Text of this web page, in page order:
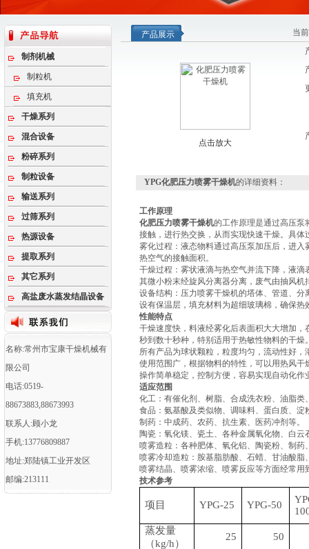
制剂机械
制粒机
填充机
干燥系列
混合设备
粉碎系列
制粒设备
输送系列
过筛系列
热源设备
提取系列
其它系列
高盐废水蒸发结晶设备
名称:常州市宝康干燥机械有
限公司
电话:0519-
88673883,88673993
联系人:顾小龙
手机:13776809887
地址:郑陆镇工业开发区
邮编:213111
产品展示 当
点击放大
YPG化肥压力喷雾干燥机的详细资料：
工作原理
化肥压力喷雾干燥机的工作原理‌是通过高压泵
接触，进行热交换，从而实现快速干燥。具体
雾化过程‌：液态物料通过高压泵加压后，进
热空气的接触面积‌。
干燥过程‌：雾状液滴与热空气并流下降，液
其微小粉末经旋风分离器分离，废气由抽风机
设备结构‌：压力喷雾干燥机的塔体、管道、
设有保温层，填充材料为超细玻璃棉，确保热
性能特点
干燥速度快，料液经雾化后表面积大大增加
秒到数十秒种，特别适用于热敏性物料的干燥
所有产品为球状颗粒，粒度均匀，流动性好
使用范围广，根据物料的特性，可以用热风
操作简单稳定，控制方便，容易实现自动化作
适应范围
化工：有催化剂、树脂、合成洗衣粉、油脂
食品：氨基酸及类似物、调味料、蛋白质、
制药：中成药、农药、抗生素、医药冲剂等。
陶瓷：氧化镁、瓷土、各种金属氧化物、白云
喷雾造粒：各种肥体、氧化铝、陶瓷粉、制
喷雾冷却造粒：胺基脂肪酸、石蜡、甘油酸脂
喷雾结晶、喷雾浓缩、喷雾反应等方面经常用
技术参考
项目 YPG-25 YPG-50
蒸发量
（kg/h）
25
50